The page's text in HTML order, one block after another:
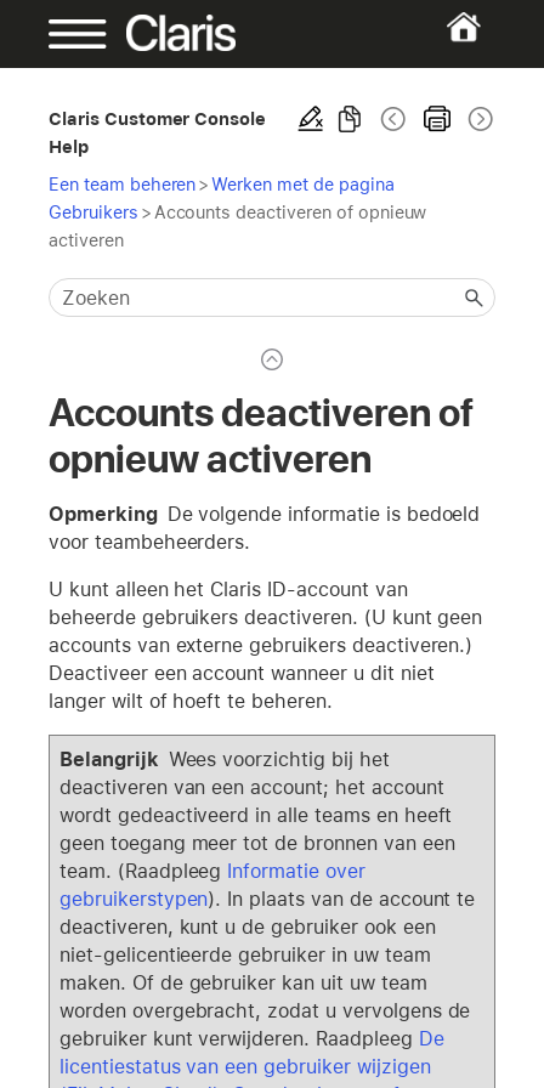
Claris Customer Console
Help
Een team beheren>Werken met de pagina
Gebruikers > Accounts deactiveren of opnieuw
activeren
Accounts deactiveren of
opnieuw activeren
Opmerking De volgende informatie is bedoeld
voor teambeheerders.
U kunt alleen het Claris ID-account van
beheerde gebruikers deactiveren. (U kunt geen
accounts van externe gebruikers deactiveren.)
Deactiveer een account wanneer u dit niet
langer wilt of hoeft te beheren.
Belangrijk Wees voorzichtig bij het
deactiveren van een account; het account
wordt gedeactiveerd in alle teams en heeft
geen toegang meer tot de bronnen van een
team. (Raadpleeg Informatie over
gebruikerstypen). In plaats van de account te
deactiveren, kunt u de gebruiker ook een
niet-gelicentieerde gebruiker in uw team
maken. Of de gebruiker kan uit uw team
worden overgebracht, zodat u vervolgens de
gebruiker kunt verwijderen. Raadpleeg De
licentiestatus van een gebruiker wijzigen